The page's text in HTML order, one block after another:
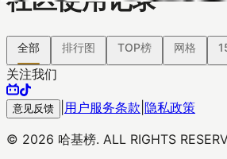
全部 排行图 TOP榜 网格
关注我们
意见反馈 用户服务条款 隐私政策
© 2026 哈基榜. ALL RIGHTS